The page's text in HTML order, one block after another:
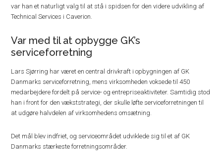
var han et naturligt valg til at stå i spidsen for den videre udvikling af
Technical Services i Caverion.
Var med til at opbygge GK’s
serviceforretning
Lars Sjørring har været en central drivkraft i opbygningen af GK
Danmarks serviceforretning, mens virksomheden voksede til 450
medarbejdere fordelt på service- og entrepriseaktiviteter. Samtidig stod
han i front for den vækststrategi, der skulle løfte serviceforretningen til
at udgøre halvdelen af virksomhedens omsætning.
Det mål blev indfriet, og serviceområdet udviklede sig til et af GK
Danmarks stærkeste forretningsområder.